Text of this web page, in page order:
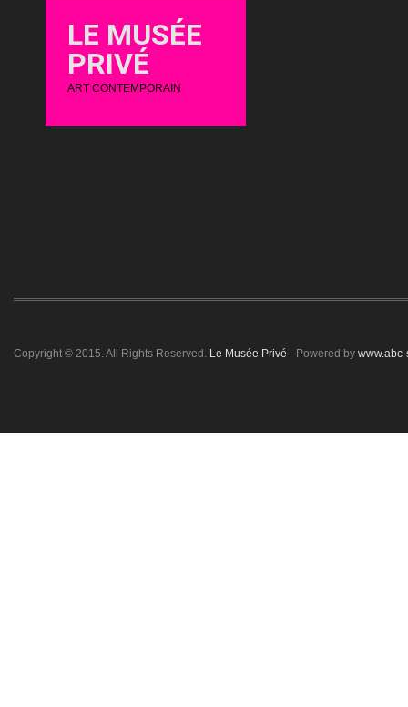
LE MUSÉE
PRIVÉ
ART CONTEMPORAIN
Copyright © 2015. All Rights Reserved. Le Musée Privé - Powered by